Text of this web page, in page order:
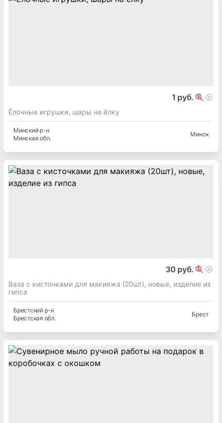
1 руб.
Ёлочные игрушки, шары на ёлку
Минскийр-н
Минская обл.
Минск
30 руб.
Ваза с кисточками для макияжа (20шт), новые, изделие из
гипса
Брестскийр-н
Брестская обл.
Брест